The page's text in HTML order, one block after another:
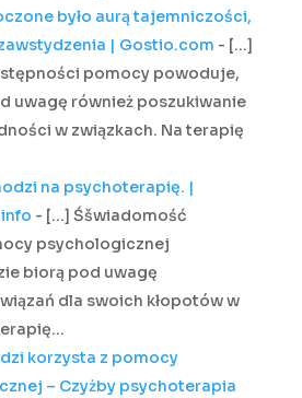
było aurą tajemniczości,
| Gostio.com - […]
pomocy powoduje,
uwagę również poszukiwanie
w związkach. Na terapię
na psychoterapię. |
- […] Śšwiadomość
psychologicznej
biorą pod uwagę
dla swoich kłopotów w
korzysta z pomocy
– Czyżby psychoterapia